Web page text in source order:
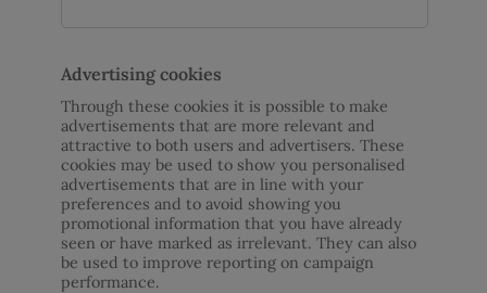
Advertising cookies
Through these cookies it is possible to make
advertisements that are more relevant and
attractive to both users and advertisers. These
cookies may be used to show you personalised
advertisements that are in line with your
preferences and to avoid showing you
promotional information that you have already
seen or have marked as irrelevant. They can also
be used to improve reporting on campaign
performance.